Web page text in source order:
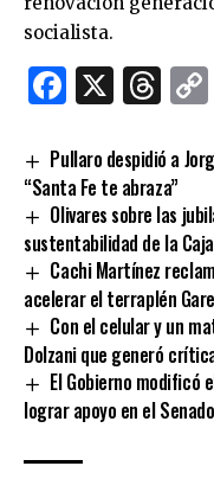
socialista.
X
Pullaro despidió a
“Santa Fe te abraza”
Olivares sobre las
sustentabilidad de la
Cachi Martínez
acelerar el terraplén
Con el celular y un
Dolzani que generó
El Gobierno modificó
lograr apoyo en el Senado